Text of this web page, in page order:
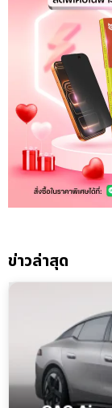
ข่าวล่าสุด